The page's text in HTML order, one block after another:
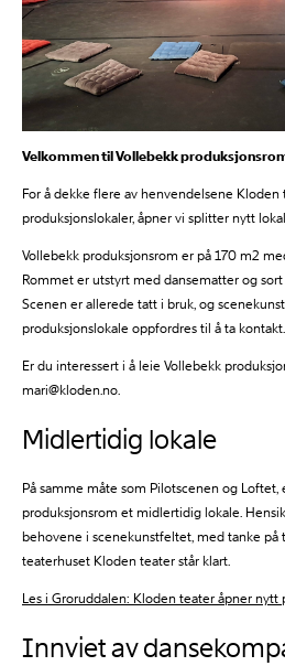
Velkommen til Vollebekk
For å dekke flere av henvendelsene Kloden
produksjonslokaler, åpner vi splitter nytt
Vollebekk produksjonsrom er på 170 m2
Rommet er utstyrt med dansematter og
Scenen er allerede tatt i bruk, og
produksjonslokale oppfordres til å ta kontakt.
Er du interessert i å leie Vollebekk
mari@kloden.no.
Midlertidig lokale
På samme måte som Pilotscenen og Loftet,
produksjonsrom et midlertidig lokale.
behovene i scenekunstfeltet, med tanke
teaterhuset Kloden teater står klart.
Les i Groruddalen: Kloden teater åpner nytt
Innviet av